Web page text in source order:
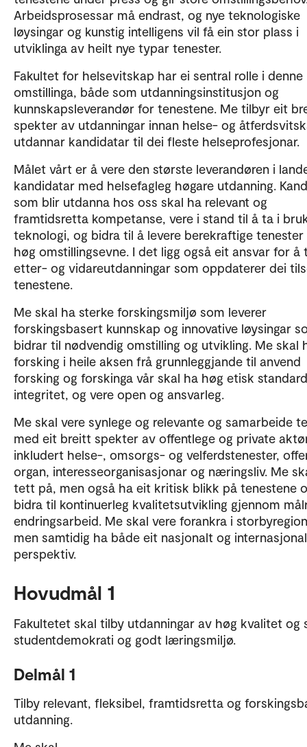
Arbeidsprosessar må endrast, og nye teknologiske
løysingar og kunstig intelligens vil få ein stor plass i
utviklinga av heilt nye typar tenester.
Fakultet for helsevitskap har ei sentral rolle i denne
omstillinga, både som utdanningsinstitusjon og
kunnskapsleverandør for tenestene. Me tilbyr eit
spekter av utdanningar innan helse- og
utdannar kandidatar til dei fleste helseprofesjonar.
Målet vårt er å vere den største leverandøren i
kandidatar med helsefagleg høgare utdanning.
som blir utdanna hos oss skal ha relevant og
framtidsretta kompetanse, vere i stand til å ta i
teknologi, og bidra til å levere berekraftige tenester
høg omstillingsevne. I det ligg også eit ansvar for å
etter- og vidareutdanningar som oppdaterer dei
tenestene.
Me skal ha sterke forskingsmiljø som leverer
forskingsbasert kunnskap og innovative løysingar
bidrar til nødvendig omstilling og utvikling. Me skal
forsking i heile aksen frå grunnleggjande til anvend
forsking og forskinga vår skal ha høg etisk
integritet, og vere open og ansvarleg.
Me skal vere synlege og relevante og samarbeide
med eit breitt spekter av offentlege og private
inkludert helse-, omsorgs- og velferdstenester,
organ, interesseorganisasjonar og næringsliv. Me
tett på, men også ha eit kritisk blikk på tenestene
bidra til kontinuerleg kvalitetsutvikling gjennom
endringsarbeid. Me skal vere forankra i
men samtidig ha både eit nasjonalt og
perspektiv.
Hovudmål 1
Fakultetet skal tilby utdanningar av høg kvalitet og
studentdemokrati og godt læringsmiljø.
Delmål 1
Tilby relevant, fleksibel, framtidsretta og
utdanning.